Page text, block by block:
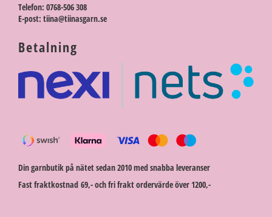
Telefon: 0768-506 308
E-post: tiina@tiinasgarn.se
Betalning
Din garnbutik på nätet sedan 2010 med snabba leveranser
Fast fraktkostnad 69,- och fri frakt ordervärde över 1200,-